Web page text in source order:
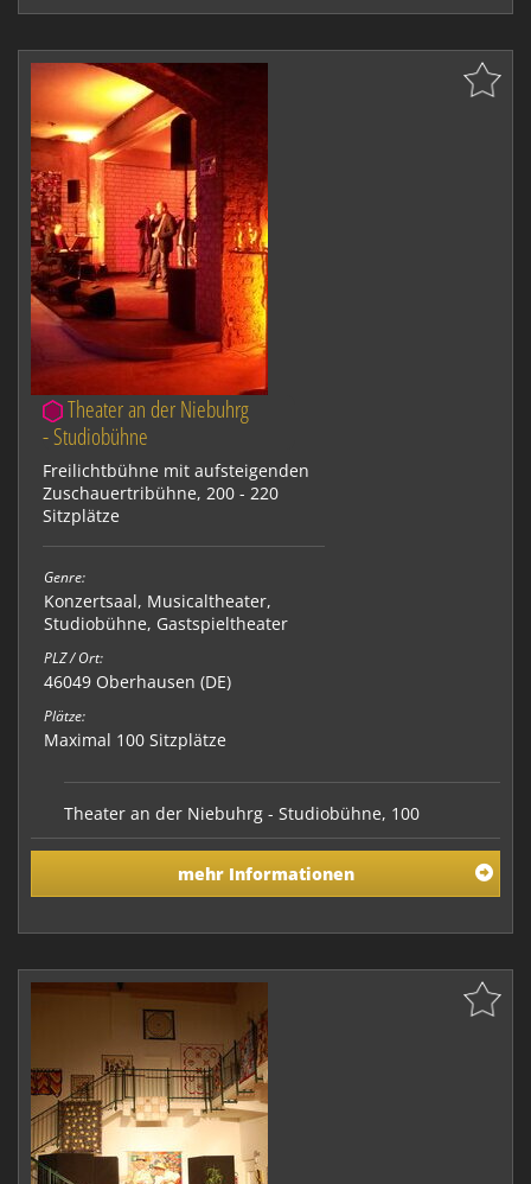
Theater an der Niebuhrg
- Studiobühne
Freilichtbühne mit aufsteigenden
Zuschauertribühne, 200 - 220
Sitzplätze
Genre:
Konzertsaal, Musicaltheater,
Studiobühne, Gastspieltheater
PLZ / Ort:
46049 Oberhausen (DE)
Plätze:
Maximal 100 Sitzplätze
Theater an der Niebuhrg - Studiobühne, 100
Sitzplätze bei Reihenbestuhlung, Vollausstattung mit
Licht- und Tonanlage
mehr Informationen